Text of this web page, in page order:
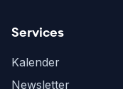
Services
Kalender
Newsletter